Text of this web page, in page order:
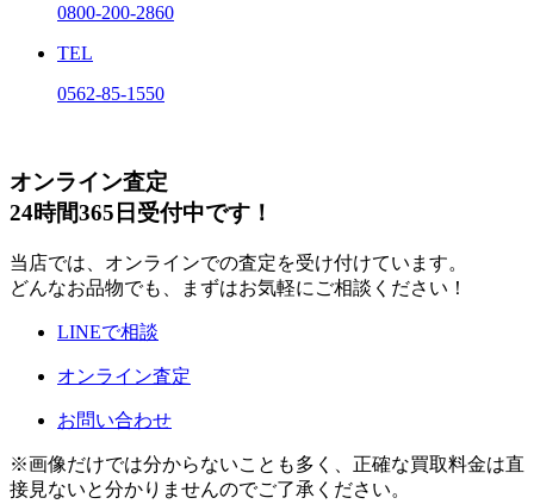
0800-200-2860
TEL
0562-85-1550
オンライン査定
24時間365日受付中です！
当店では、オンラインでの査定を受け付けています。
どんなお品物でも、まずはお気軽にご相談ください！
LINEで相談
オンライン査定
お問い合わせ
※画像だけでは分からないことも多く、正確な買取料金は直
接見ないと分かりませんのでご了承ください。